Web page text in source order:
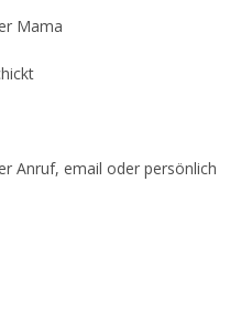
Mama
Anruf, email oder persönlich